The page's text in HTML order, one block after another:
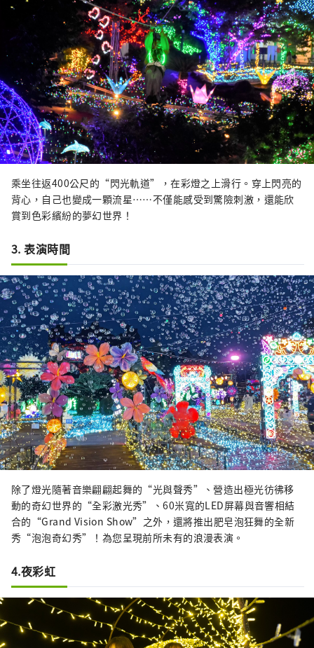
乘坐往返400公尺的“閃光軌道”，在彩燈之上滑行。穿上閃亮的
背心，自己也變成一顆流星……不僅能感受到驚險刺激，還能欣
賞到色彩繽紛的夢幻世界！
3. 表演時間
除了燈光隨著音樂翩翩起舞的“光與聲秀”、營造出極光彷彿移
動的奇幻世界的“全彩激光秀”、60米寬的LED屏幕與音響相結
合的“Grand Vision Show”之外，還將推出肥皂泡狂舞的全新
秀“泡泡奇幻秀”！為您呈現前所未有的浪漫表演。
4.夜彩虹